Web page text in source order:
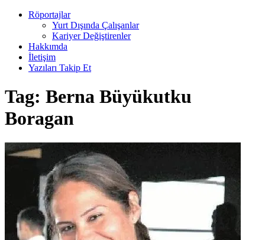
Röportajlar
Yurt Dışında Çalışanlar
Kariyer Değiştirenler
Hakkımda
İletişim
Yazıları Takip Et
Tag: Berna Büyükutku
Boragan